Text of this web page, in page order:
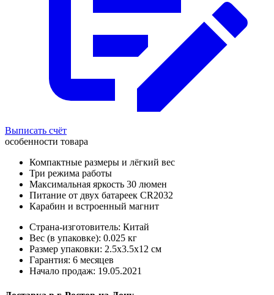
Выписать счёт
особенности товара
Компактные размеры и лёгкий вес
Три режима работы
Максимальная яркость 30 люмен
Питание от двух батареек CR2032
Карабин и встроенный магнит
Страна-изготовитель: Китай
Вес (в упаковке): 0.025 кг
Размер упаковки: 2.5x3.5x12 см
Гарантия: 6 месяцев
Начало продаж: 19.05.2021